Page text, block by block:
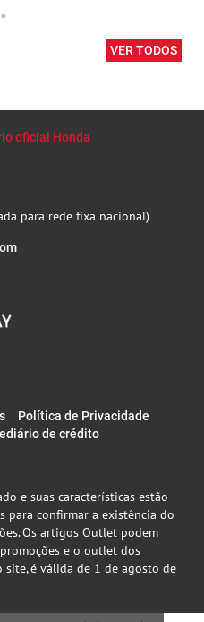
VER TODOS
oficial Honda
para rede fixa nacional)
Política de Privacidade
de crédito
e suas características estão
para confirmar a existência do
Os artigos Outlet podem
e o outlet dos
é válida de 1 de agosto de